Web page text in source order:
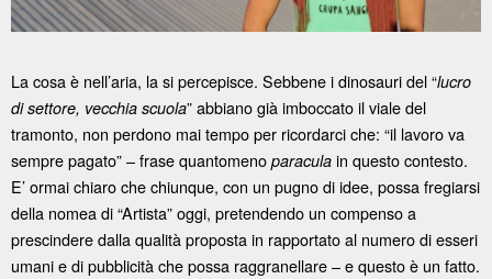
La cosa è nell’aria, la si percepisce. Sebbene i dinosauri del “lucro
di settore, vecchia scuola” abbiano già imboccato il viale del
tramonto, non perdono mai tempo per ricordarci che: “il lavoro va
sempre pagato” – frase quantomeno paracula in questo contesto.
E’ ormai chiaro che chiunque, con un pugno di idee, possa fregiarsi
della nomea di “Artista” oggi, pretendendo un compenso a
prescindere dalla qualità proposta in rapportato al numero di esseri
umani e di pubblicità che possa raggranellare – e questo è un fatto.